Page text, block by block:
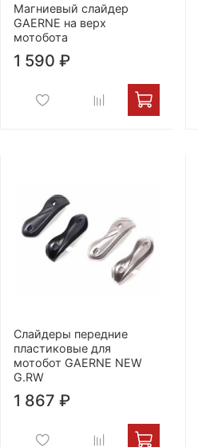
Магниевый слайдер
GAERNE на верх
мотобота
1 590 ₽
Слайдеры передние
пластиковые для
мотобот GAERNE NEW
G.RW
1 867 ₽